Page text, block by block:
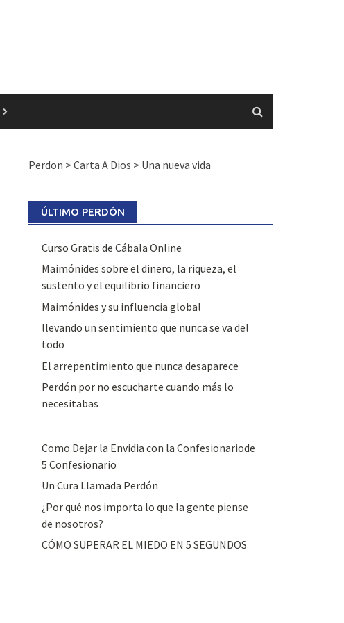
Perdon > Carta A Dios > Una nueva vida
ÚLTIMO PERDÓN
Curso Gratis de Cábala Online
Maimónides sobre el dinero, la riqueza, el
sustento y el equilibrio financiero
Maimónides y su influencia global
llevando un sentimiento que nunca se va del
todo
El arrepentimiento que nunca desaparece
Perdón por no escucharte cuando más lo
necesitabas
Como Dejar la Envidia con la Confesionariode
5 Confesionario
Un Cura Llamada Perdón
¿Por qué nos importa lo que la gente piense
de nosotros?
CÓMO SUPERAR EL MIEDO EN 5 SEGUNDOS